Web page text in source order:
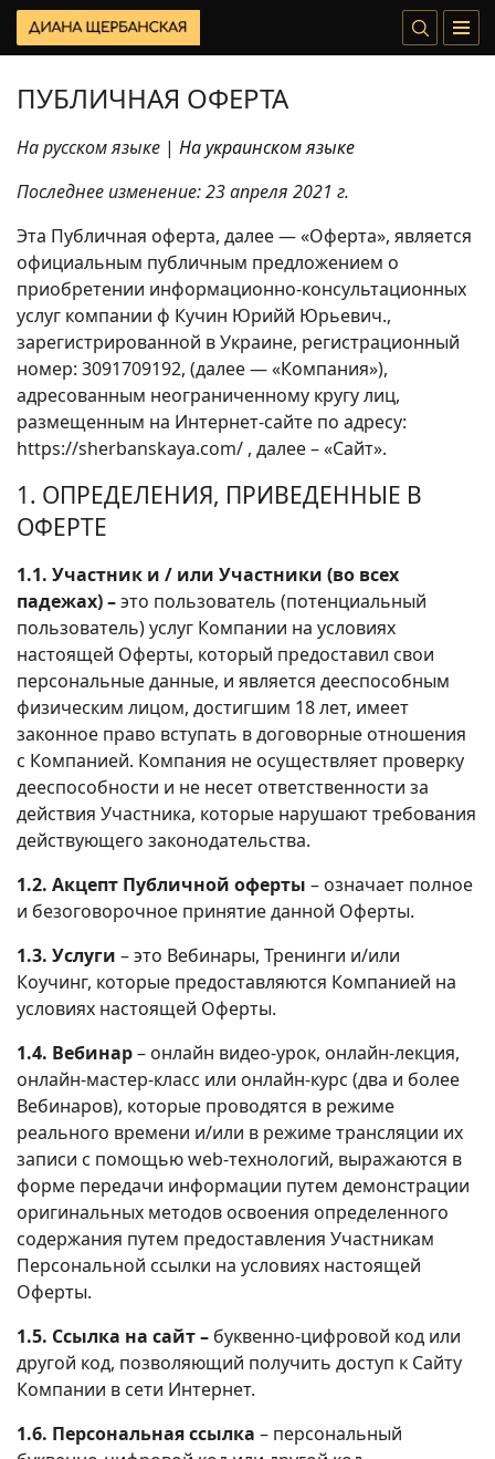
ПУБЛИЧНАЯ ОФЕРТА
На русском языке | На украинском языке
Последнее изменение: 23 апреля 2021 г.
Эта Публичная оферта, далее — «Оферта», является
официальным публичным предложением о
приобретении информационно-консультационных
услуг компании ф Кучин Юрийй Юрьевич.,
зарегистрированной в Украине, регистрационный
номер: 3091709192, (далее — «Компания»),
адресованным неограниченному кругу лиц,
размещенным на Интернет-сайте по адресу:
https://sherbanskaya.com/ , далее – «Сайт».
1. ОПРЕДЕЛЕНИЯ, ПРИВЕДЕННЫЕ В
ОФЕРТЕ
1.1. Участник и / или Участники (во всех
падежах) –это пользователь (потенциальный
пользователь) услуг Компании на условиях
настоящей Оферты, который предоставил свои
персональные данные, и является дееспособным
физическим лицом, достигшим 18 лет, имеет
законное право вступать в договорные отношения
с Компанией. Компания не осуществляет проверку
дееспособности и не несет ответственности за
действия Участника, которые нарушают требования
действующего законодательства.
1.2. Акцепт Публичной оферты – означает полное
и безоговорочное принятие данной Оферты.
1.3. Услуги – это Вебинары, Тренинги и/или
Коучинг, которые предоставляются Компанией на
условиях настоящей Оферты.
1.4. Вебинар– онлайн видео-урок, онлайн-лекция,
онлайн-мастер-класс или онлайн-курс (два и более
Вебинаров), которые проводятся в режиме
реального времени и/или в режиме трансляции их
записи с помощью web-технологий, выражаются в
форме передачи информации путем демонстрации
оригинальных методов освоения определенного
содержания путем предоставления Участникам
Персональной ссылки на условиях настоящей
Оферты.
1.5. Ссылка на сайт – буквенно-цифровой код или
другой код, позволяющий получить доступ к Сайту
Компании в сети Интернет.
1.6. Персональная ссылка – персональный